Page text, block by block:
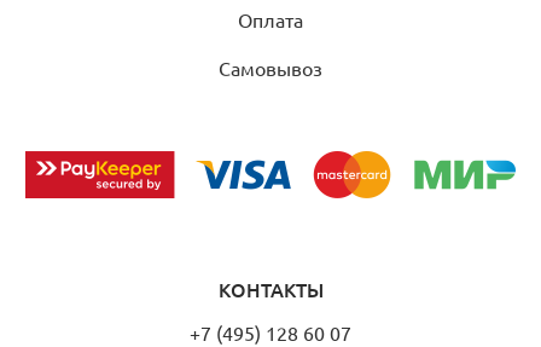
Оплата
Самовывоз
КОНТАКТЫ
+7 (495) 128 60 07